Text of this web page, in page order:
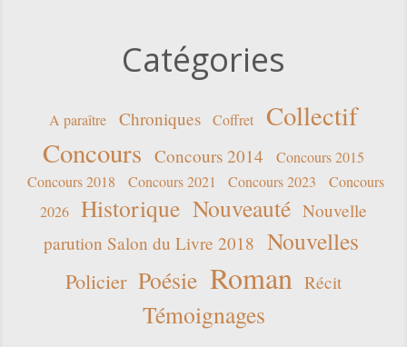
Catégories
A paraître Chroniques Coffret
Collectif
Concours Concours 2014
Concours 2015
Concours 2018
Concours 2021 Concours 2023
Concours
2026
Historique Nouveauté Nouvelle
parution Salon du Livre 2018 Nouvelles
Policier Poésie Roman Récit
Témoignages